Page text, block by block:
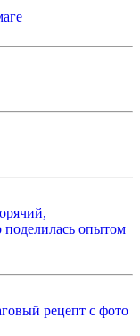
опытом
рецепт с фото